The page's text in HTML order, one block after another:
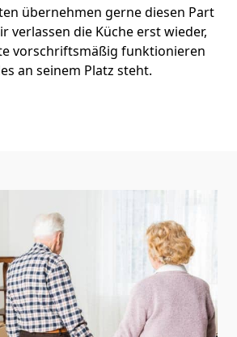
übernehmen gerne diesen Part
verlassen die Küche erst wieder,
vorschriftsmäßig funktionieren
an seinem Platz steht.